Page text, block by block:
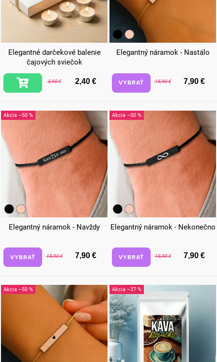
Elegantné darčekové balenie
čajových sviečok
3,90 € 2,40 €
Elegantný náramok - Nastálo
15,90 € 7,90 €
VYBRAŤ
–50 %
Elegantný náramok - Navždy
15,90 € 7,90 €
VYBRAŤ
–50 %
Elegantný náramok - Nekonečno
15,90 € 7,90 €
VYBRAŤ
–50 % –37 %